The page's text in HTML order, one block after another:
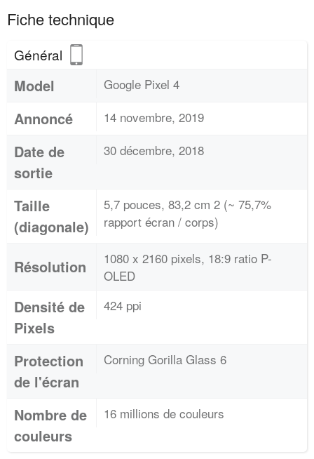
Fiche technique
Général
Model Google Pixel 4
Annoncé 14 novembre, 2019
Date de
sortie
30 décembre, 2018
Taille
(diagonale)
5,7 pouces, 83,2 cm 2 (~ 75,7%
rapport écran / corps)
Résolution
1080 x 2160 pixels, 18:9 ratio P-
OLED
Densité de
Pixels
424 ppi
Protection
de l'écran
Corning Gorilla Glass 6
Nombre de
couleurs
16 millions de couleurs